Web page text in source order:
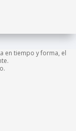
en tiempo y forma, el